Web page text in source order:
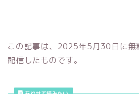
この記事は、2025年5月30日に無
配信したものです。